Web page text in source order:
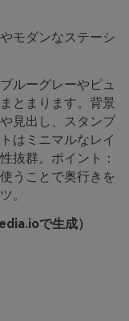
モダンなステーシ
ルーグレーやピュ
とまります。背景
見出し、スタンプ
はミニマルなレイ
抜群。ポイント：
うことで奥行きを
。
で生成）